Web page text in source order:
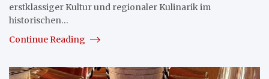
erstklassiger Kultur und regionaler Kulinarik im
historischen…
Continue Reading